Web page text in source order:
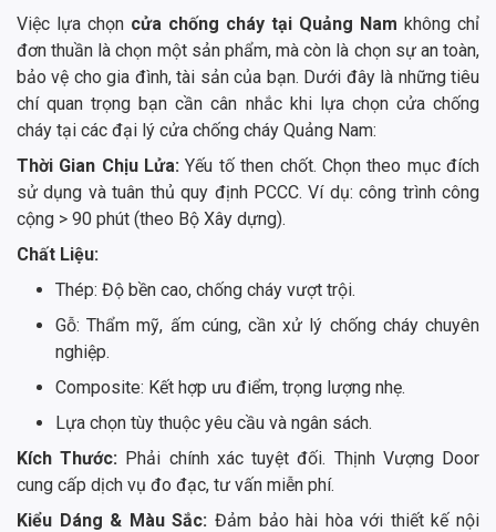
Việc lựa chọn cửa chống cháy tại Quảng Nam không chỉ
đơn thuần là chọn một sản phẩm, mà còn là chọn sự an toàn,
bảo vệ cho gia đình, tài sản của bạn. Dưới đây là những tiêu
chí quan trọng bạn cần cân nhắc khi lựa chọn cửa chống
cháy tại các đại lý cửa chống cháy Quảng Nam:
Thời Gian Chịu Lửa:Yếu tố then chốt. Chọn theo mục đích
sử dụng và tuân thủ quy định PCCC. Ví dụ: công trình công
cộng > 90 phút (theo Bộ Xây dựng).
Chất Liệu:
Thép: Độ bền cao, chống cháy vượt trội.
Gỗ: Thẩm mỹ, ấm cúng, cần xử lý chống cháy chuyên
nghiệp.
Composite: Kết hợp ưu điểm, trọng lượng nhẹ.
Lựa chọn tùy thuộc yêu cầu và ngân sách.
Kích Thước: Phải chính xác tuyệt đối. Thịnh Vượng Door
cung cấp dịch vụ đo đạc, tư vấn miễn phí.
Kiểu Dáng & Màu Sắc: Đảm bảo hài hòa với thiết kế nội